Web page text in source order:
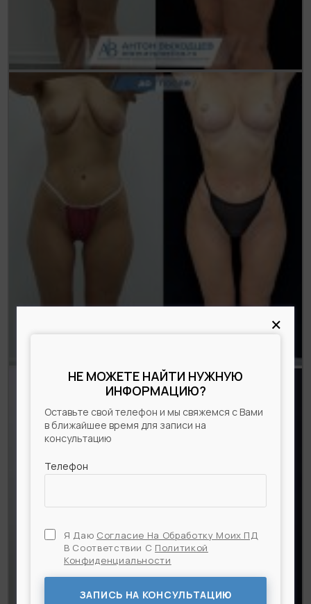
×
НЕ МОЖЕТЕ НАЙТИ НУЖНУЮ
ИНФОРМАЦИЮ?
Оставьте свой телефон и мы свяжемся с Вами
в ближайшее время для записи на
консультацию
Телефон
Я Даю Согласие На Обработку Моих ПД
В Соответствии С Политикой
Конфиденциальности
ЗАПИСЬ НА КОНСУЛЬТАЦИЮ